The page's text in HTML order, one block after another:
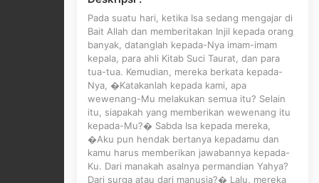
Pada suatu hari, ketika Isa sedang mengajar di
Bait Allah dan memberitakan Injil kepada orang
banyak, datanglah kepada-Nya imam-imam
kepala, para ahli Kitab Suci Taurat, dan para
tua-tua. Kemudian, mereka berkata kepada-
Nya, �Katakanlah kepada kami, apa
wewenang-Mu melakukan semua itu? Selain
itu, siapakah yang memberikan wewenang itu
kepada-Mu?� Sabda Isa kepada mereka,
�Aku pun hendak bertanya kepadamu dan
kamu harus memberikan jawabannya kepada-
Ku. Dari manakah asalnya permandian Yahya?
Dari surga atau dari manusia?� Lalu, mereka